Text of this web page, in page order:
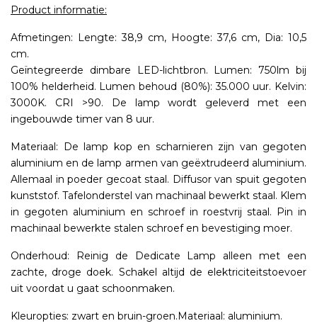
Product informatie:
Afmetingen: Lengte: 38,9 cm, Hoogte: 37,6 cm, Dia: 10,5
cm.
Geïntegreerde dimbare LED-lichtbron. Lumen: 750lm bij
100% helderheid. Lumen behoud (80%): 35.000 uur. Kelvin:
3000K. CRI >90. De lamp wordt geleverd met een
ingebouwde timer van 8 uur.
Materiaal: De lamp kop en scharnieren zijn van gegoten
aluminium en de lamp armen van geëxtrudeerd aluminium.
Allemaal in poeder gecoat staal. Diffusor van spuit gegoten
kunststof. Tafelonderstel van machinaal bewerkt staal. Klem
in gegoten aluminium en schroef in roestvrij staal. Pin in
machinaal bewerkte stalen schroef en bevestiging moer.
Onderhoud: Reinig de Dedicate Lamp alleen met een
zachte, droge doek. Schakel altijd de elektriciteitstoevoer
uit voordat u gaat schoonmaken.
Kleuropties: zwart en bruin-groen.Materiaal: aluminium.